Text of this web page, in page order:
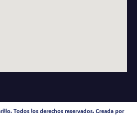
Todos los derechos reservados. Creada por